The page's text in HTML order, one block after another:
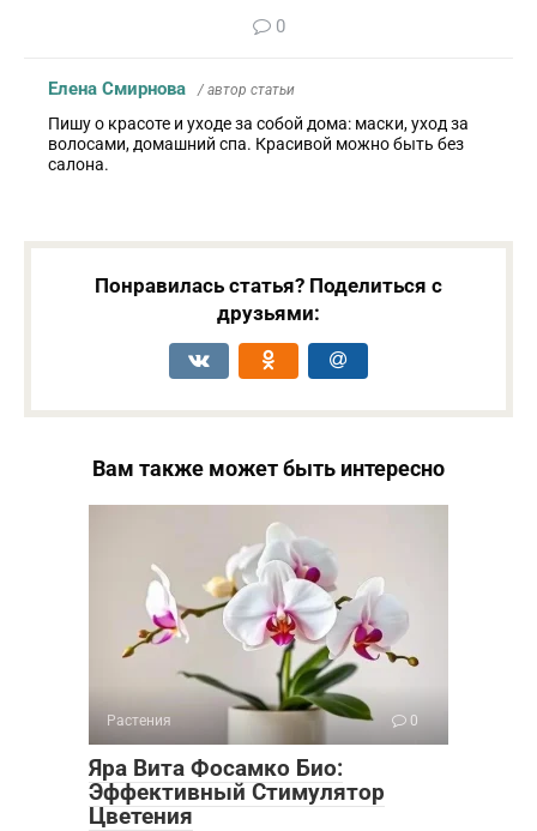
0
Елена Смирнова / автор статьи
Пишу о красоте и уходе за собой дома: маски, уход за
волосами, домашний спа. Красивой можно быть без
салона.
Понравилась статья? Поделиться с
друзьями:
Вам также может быть интересно
Растения 0
Яра Вита Фосамко Био:
Эффективный Стимулятор
Цветения